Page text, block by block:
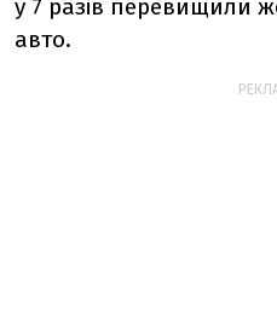
у 7 разів перевищили
авто.